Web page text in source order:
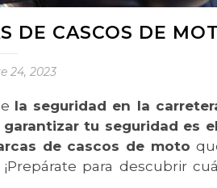
DE CASCOS DE
24, 2023
la seguridad en la
tu seguridad es
de cascos de moto
para descubrir